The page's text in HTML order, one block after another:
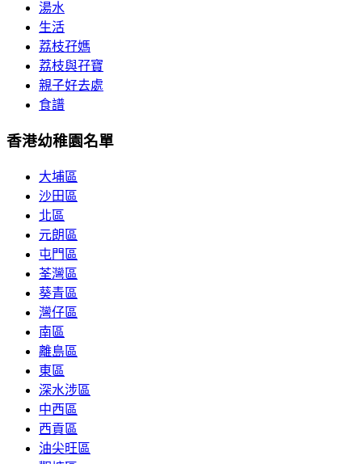
湯水
生活
荔枝孖媽
荔枝與孖寶
親子好去處
食譜
香港幼稚園名單
大埔區
沙田區
北區
元朗區
屯門區
荃灣區
葵青區
灣仔區
南區
離島區
東區
深水涉區
中西區
西貢區
油尖旺區